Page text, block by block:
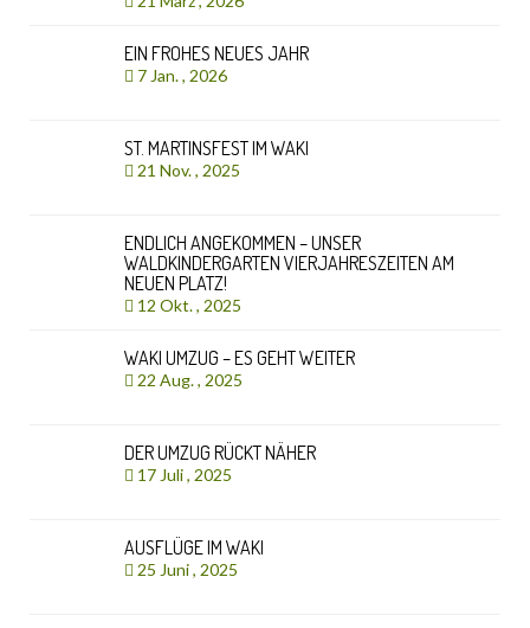
EIN FROHES NEUES JAHR
7 Jan. , 2026
ST. MARTINSFEST IM WAKI
21 Nov. , 2025
ENDLICH ANGEKOMMEN – UNSER
WALDKINDERGARTEN VIERJAHRESZEITEN AM
NEUEN PLATZ!
12 Okt. , 2025
WAKI UMZUG – ES GEHT WEITER
22 Aug. , 2025
DER UMZUG RÜCKT NÄHER
17 Juli , 2025
AUSFLÜGE IM WAKI
25 Juni , 2025